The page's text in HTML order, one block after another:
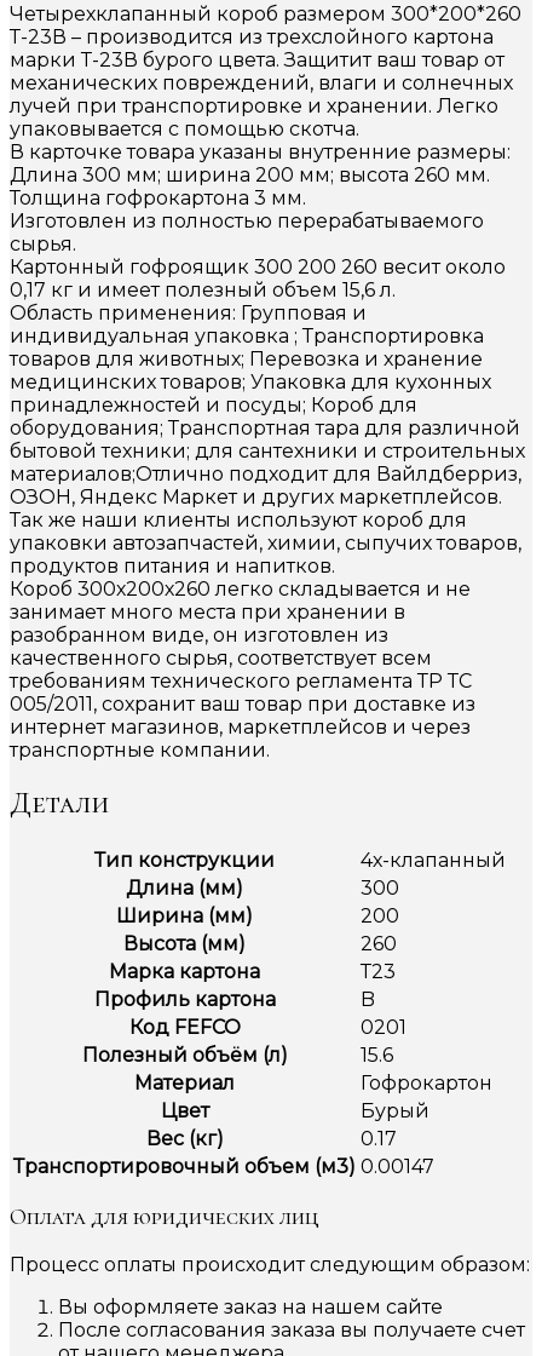
Четырехклапанный короб размером 300*200*260
Т-23В – производится из трехслойного картона
марки Т-23В бурого цвета. Защитит ваш товар от
механических повреждений, влаги и солнечных
лучей при транспортировке и хранении. Легко
упаковывается с помощью скотча.
В карточке товара указаны внутренние размеры:
Длина 300 мм; ширина 200 мм; высота 260 мм.
Толщина гофрокартона 3 мм.
Изготовлен из полностью перерабатываемого
сырья.
Картонный гофроящик 300 200 260 весит около
0,17 кг и имеет полезный объем 15,6 л.
Область применения: Групповая и
индивидуальная упаковка ; Транспортировка
товаров для животных; Перевозка и хранение
медицинских товаров; Упаковка для кухонных
принадлежностей и посуды; Короб для
оборудования; Транспортная тара для различной
бытовой техники; для сантехники и строительных
материалов;Отлично подходит для Вайлдберриз,
ОЗОН, Яндекс Маркет и других маркетплейсов.
Так же наши клиенты используют короб для
упаковки автозапчастей, химии, сыпучих товаров,
продуктов питания и напитков.
Короб 300х200х260 легко складывается и не
занимает много места при хранении в
разобранном виде, он изготовлен из
качественного сырья, соответствует всем
требованиям технического регламента ТР ТС
005/2011, сохранит ваш товар при доставке из
интернет магазинов, маркетплейсов и через
транспортные компании.
Детали
Тип конструкции
4х-клапанный
Длина (мм)
300
Ширина (мм)
200
Высота (мм)
260
Марка картона
Т23
Профиль картона
B
Код FEFCO
0201
Полезный объём (л)
15.6
Материал
Гофрокартон
Цвет
Бурый
Вес (кг)
0.17
Транспортировочный объем (м3) 0.00147
Оплата для юридических лиц
Процесс оплаты происходит следующим образом:
Вы оформляете заказ на нашем сайте
После согласования заказа вы получаете счет